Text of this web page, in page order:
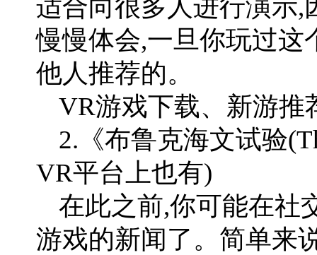
适合向很多人进行演示,
慢慢体会,一旦你玩过这
他人推荐的。
VR游戏下载、新游推
2.《布鲁克海文试验
VR平台上也有)
在此之前,你可能在社
游戏的新闻了。简单来